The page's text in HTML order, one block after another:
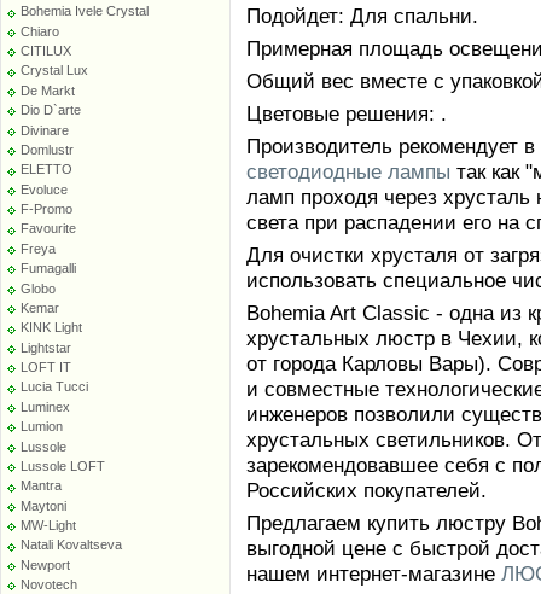
Bohemia Ivele Crystal
Chiaro
CITILUX
Crystal Lux
De Markt
Dio D`arte
Divinare
Domlustr
ELETTO
Evoluce
F-Promo
Favourite
Freya
Fumagalli
Globo
Kemar
KINK Light
Lightstar
LOFT IT
Lucia Tucci
Luminex
Lumion
Lussole
Lussole LOFT
Mantra
Maytoni
MW-Light
Natali Kovaltseva
Newport
Novotech
Подойдет: Для спальни.
Примерная площадь
Общий вес вместе с
Цветовые решения: .
Производитель рекомендует
светодиодные лампы так как
ламп проходя через хрусталь
света при распадении его на
Для очистки хрусталя от
использовать специальное
Bohemia Art Classic - одна из
хрустальных люстр в Чехии,
от города Карловы Вары).
и совместные
инженеров позволили
хрустальных светильников.
зарекомендовавшее себя с
Российских покупателей.
Предлагаем купить люстру
выгодной цене с быстрой
нашем интернет-магазине